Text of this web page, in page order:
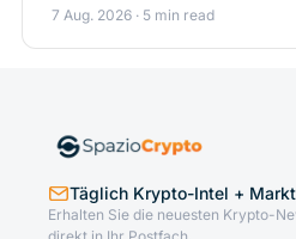
7 Aug. 2026 · 5 min read
Täglich Krypto-Intel +
Erhalten Sie die neuesten Krypto-